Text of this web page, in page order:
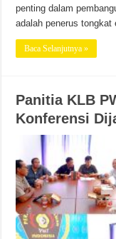
penting dalam
adalah penerus
Baca Selanjutnya »
Panitia KLB
Konferensi